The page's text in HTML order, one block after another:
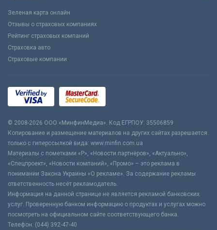
Зеленая карта онлайн
Отзывы о страховых компаниях
Рейтинг страховых компаний
Страховка авто
Страховые компании
© 2008-2026 ООО «МинфинМедиа». Код ЕГРПОУ: 35506859
Копирование и размещение материалов на других сайтах разрешается
только с гиперссылкой вида: www.minfin.com.ua
Материалы с пометками «Р», «Новости партнёров», «Актуально»,
«Спецпроект», «Новости компаний», «Промо» – это реклама в
понимании Закона Украины «О рекламе». За содержание рекламы
ответственность несёт рекламодатель.
Информация на данной странице не является рекламой банковских
услуг. Проверенную банком информацию о продуктах и услугах можно
посмотреть на официальном сайте соответствующего банка.
Телефон: (044) 392-47-40